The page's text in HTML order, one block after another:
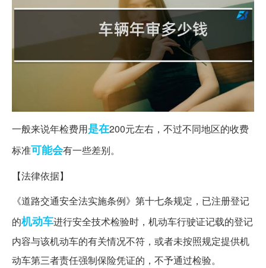
一般来说年检费用是在200元左右，不过不同地区的收费
标准可能会有一些差别。
【法律依据】
《道路交通安全法实施条例》第十七条规定，已注册登记
的机动车进行安全技术检验时，机动车行驶证记载的登记
内容与该机动车的有关情况不符，或者未按照规定提供机
动车第三者责任强制保险凭证的，不予通过检验。